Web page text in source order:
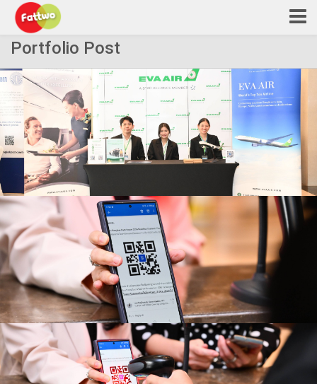
Portfolio Post